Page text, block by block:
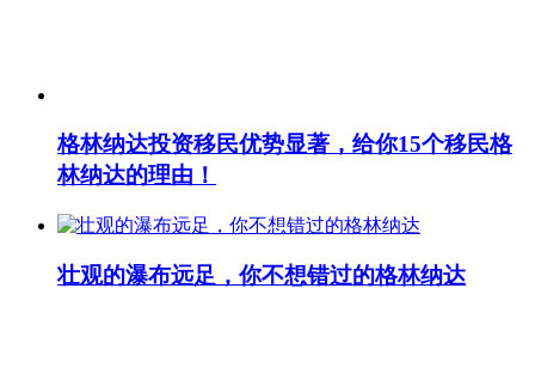
格林纳达投资移民优势显著，给你15个移民格
林纳达的理由！
壮观的瀑布远足，你不想错过的格林纳达